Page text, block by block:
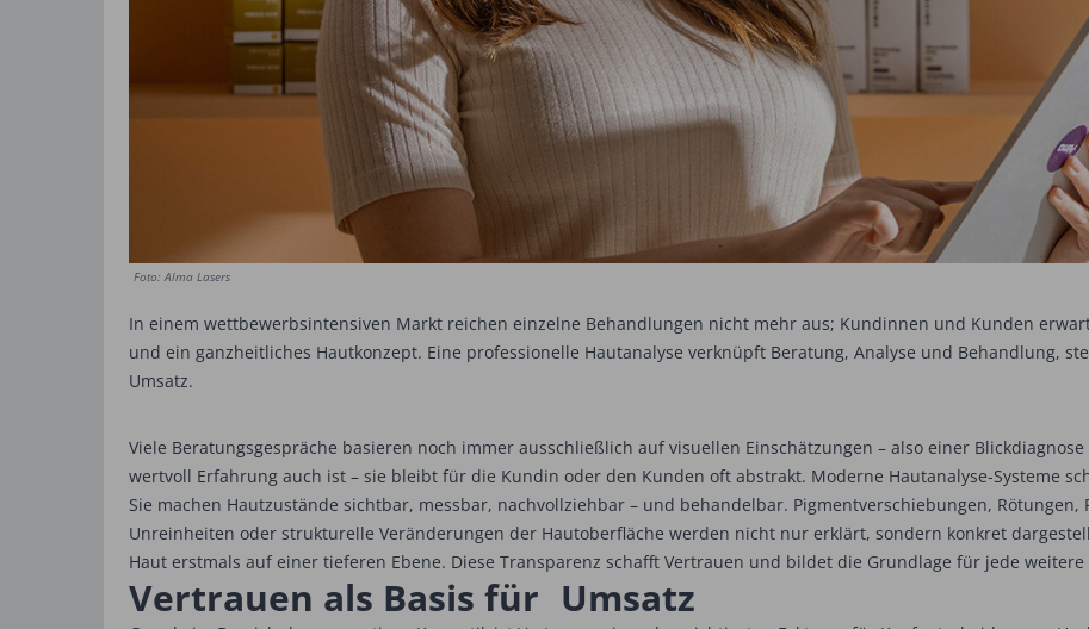
Foto: Alma Lasers
In einem wettbewerbsintensiven Markt reichen einzelne Behandlungen nicht mehr aus; ­Kundinnen und Kunden
und ein ganzheitliches Haut­konzept. Eine professionelle Hautanalyse verknüpft ­Beratung, Analyse und Behandlung,
Umsatz.
Viele Beratungsgespräche basieren noch immer ausschließlich auf visuellen Einschätzungen – also einer
wertvoll Erfahrung auch ist – sie bleibt für die Kundin oder den Kunden oft abstrakt. Moderne Hautanalyse-Systeme
Sie machen Hautzustände sichtbar, messbar, nachvollziehbar – und behandelbar. Pigmentverschiebungen,
Unreinheiten oder strukturelle Veränderungen der Hautoberfläche werden nicht nur erklärt, sondern konkret
Haut erstmals auf einer tieferen Ebene. Diese Transparenz schafft Vertrauen und bildet die Grundlage für jede
Vertrauen als Basis für Umsatz